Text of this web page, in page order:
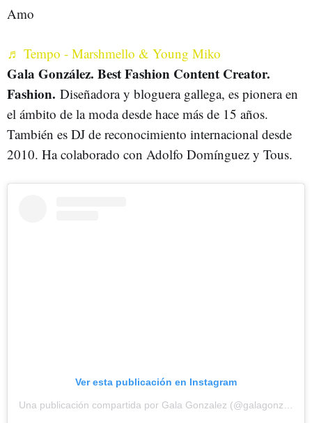
Amo
♬ Tempo - Marshmello & Young Miko
Gala González. Best Fashion Content Creator.
Fashion. Diseñadora y bloguera gallega, es pionera en
el ámbito de la moda desde hace más de 15 años.
También es DJ de reconocimiento internacional desde
2010. Ha colaborado con Adolfo Domínguez y Tous.
Ver esta publicación en Instagram